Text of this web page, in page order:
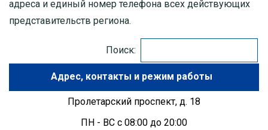
адреса и единый номер телефона всех действующих
представительств региона.
Поиск:
Адрес
Пролетарский проспект, д. 18
ПН - ВС с 08:00 до 20:00